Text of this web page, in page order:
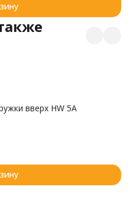
вверх HW 5A